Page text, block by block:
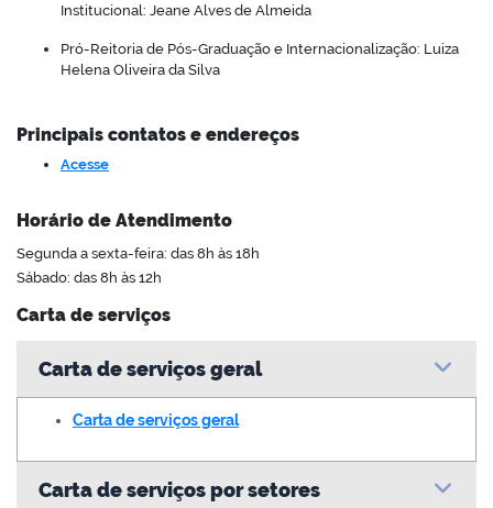
Institucional: Jeane Alves de Almeida
Pró-Reitoria de Pós-Graduação e Internacionalização: Luiza
Helena Oliveira da Silva
Principais contatos e endereços
Acesse
Horário de Atendimento
Segunda a sexta-feira: das 8h às 18h
Sábado: das 8h às 12h
Carta de serviços
Carta de serviços geral
Carta de serviços geral
Carta de serviços por setores